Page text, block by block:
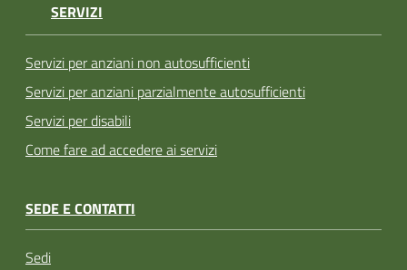
SERVIZI
Servizi per anziani non autosufficienti
Servizi per anziani parzialmente autosufficienti
Servizi per disabili
Come fare ad accedere ai servizi
SEDE E CONTATTI
Sedi